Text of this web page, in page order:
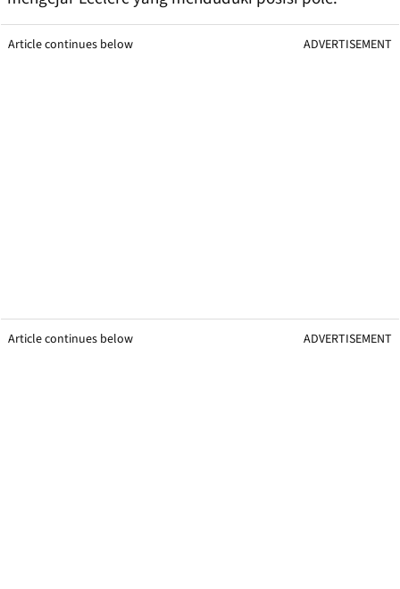
Article continues below ADVERTISEMENT
Article continues below ADVERTISEMENT